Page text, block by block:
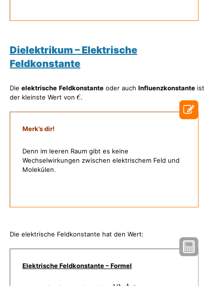
Dielektrikum – Elektrische
Feldkonstante
Die elektrische Feldkonstante oder auch Influenzkonstante ist
der kleinste Wert von
.
Merk’s dir!
Denn im leeren Raum gibt es keine
Wechselwirkungen zwischen elektrischem Feld und
Molekülen.
Die elektrische Feldkonstante hat den Wert:
Elektrische Feldkonstante – Formel